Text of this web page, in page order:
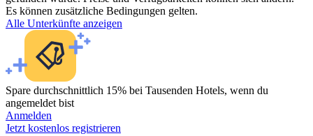
Es können zusätzliche Bedingungen gelten.
Alle Unterkünfte anzeigen
Spare durchschnittlich 15% bei Tausenden Hotels, wenn du
angemeldet bist
Anmelden
Jetzt kostenlos registrieren